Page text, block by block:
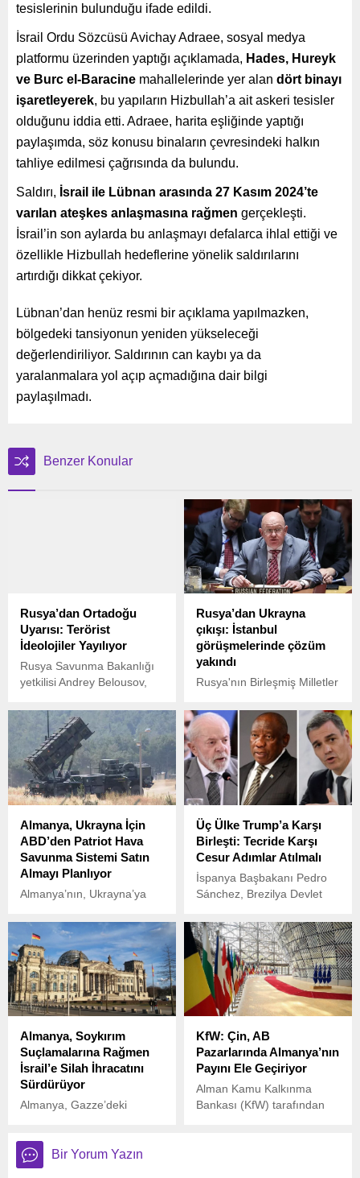
tesislerinin bulunduğu ifade edildi.
İsrail Ordu Sözcüsü Avichay Adraee, sosyal medya
platformu üzerinden yaptığı açıklamada, Hades, Hureyk
ve Burc el-Baracine mahallelerinde yer alan dört binayı
işaretleyerek, bu yapıların Hizbullah’a ait askeri tesisler
olduğunu iddia etti. Adraee, harita eşliğinde yaptığı
paylaşımda, söz konusu binaların çevresindeki halkın
tahliye edilmesi çağrısında da bulundu.
Saldırı, İsrail ile Lübnan arasında 27 Kasım 2024’te
varılan ateşkes anlaşmasına rağmen gerçekleşti.
İsrail’in son aylarda bu anlaşmayı defalarca ihlal ettiği ve
özellikle Hizbullah hedeflerine yönelik saldırılarını
artırdığı dikkat çekiyor.
Lübnan’dan henüz resmi bir açıklama yapılmazken,
bölgedeki tansiyonun yeniden yükseleceği
değerlendiriliyor. Saldırının can kaybı ya da
yaralanmalara yol açıp açmadığına dair bilgi
paylaşılmadı.
Benzer Konular
Rusya’dan Ortadoğu
Uyarısı: Terörist
İdeolojiler Yayılıyor
Rusya Savunma Bakanlığı
yetkilisi Andrey Belousov,
düzenlenen Şanghay
İşbirliği Örgütü (ŞİÖ)
Savunma Bakanları
Toplantısı’nda önemli
açıklamalarda bulundu.
Rusya’dan Ukrayna
çıkışı: İstanbul
görüşmelerinde çözüm
yakındı
Rusya'nın Birleşmiş Milletler
Vassily Nebenzia, Ukrayna
krizinin 2022'de İstanbul'da
sağlanan anlaşmayla
çözüme çok yaklaştığını
ancak Batılı sponsorların
Ukrayna'ya savaşmaya
bulunduğunu belirtti.
Almanya, Ukrayna İçin
ABD’den Patriot Hava
Savunma Sistemi Satın
Almayı Planlıyor
Almanya’nın, Ukrayna’ya
Patriot hava savunma
sistemleri satın alarak bu
sistemleri Kiev yönetimine
teslim etmeyi
değerlendirdiği bildirildi.
Üç Ülke Trump’a Karşı
Birleşti: Tecride Karşı
Cesur Adımlar Atılmalı
İspanya Başbakanı Pedro
Sánchez, Brezilya Devlet
Güney Afrika
Cumhurbaşkanı Cyril
Ramaphosa, uluslararası
politikada önemli bir çağrıda
bulunarak ortak bir makale
yazdı.
Almanya, Soykırım
Suçlamalarına Rağmen
İsrail’e Silah İhracatını
Sürdürüyor
Almanya, Gazze’deki
Divanı’nda (UAD) soykırım
suçu ile yargılanan İsrail’e
KfW: Çin, AB
Pazarlarında Almanya’nın
Payını Ele Geçiriyor
Alman Kamu Kalkınma
Bankası (KfW) tarafından
Bir Yorum Yazın